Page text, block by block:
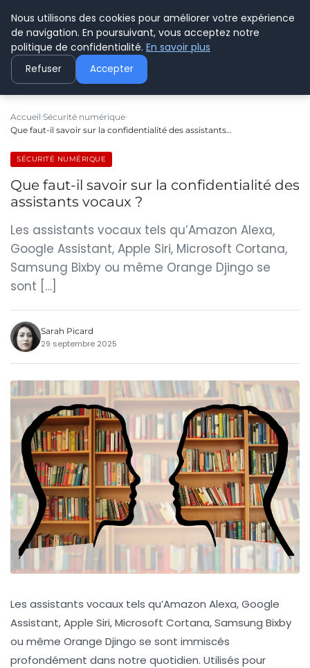
C PLUSPLUS
Accueil Sécurité numérique
Que faut-il savoir sur la confidentialité des assistants…
SÉCURITÉ NUMÉRIQUE
Que faut-il savoir sur la confidentialité des
assistants vocaux ?
Les assistants vocaux tels qu’Amazon Alexa,
Google Assistant, Apple Siri, Microsoft Cortana,
Samsung Bixby ou même Orange Djingo se
sont […]
Sarah Picard
29 septembre 2025
Les assistants vocaux tels qu’Amazon Alexa, Google
Assistant, Apple Siri, Microsoft Cortana, Samsung Bixby
ou même Orange Djingo se sont immiscés
profondément dans notre quotidien. Utilisés pour
Nous utilisons des cookies pour améliorer votre expérience
de navigation. En poursuivant, vous acceptez notre
politique de confidentialité. En savoir plus
Refuser Accepter